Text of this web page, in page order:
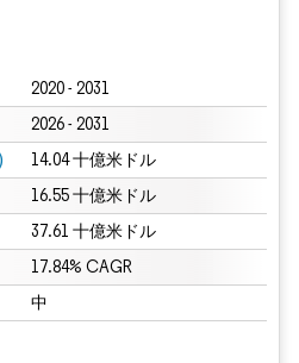
2020 - 2031
2026 - 2031
14.04 十億米ドル
16.55 十億米ドル
37.61 十億米ドル
17.84% CAGR
中
利用にはCC BY 4.0の表示が必要です。